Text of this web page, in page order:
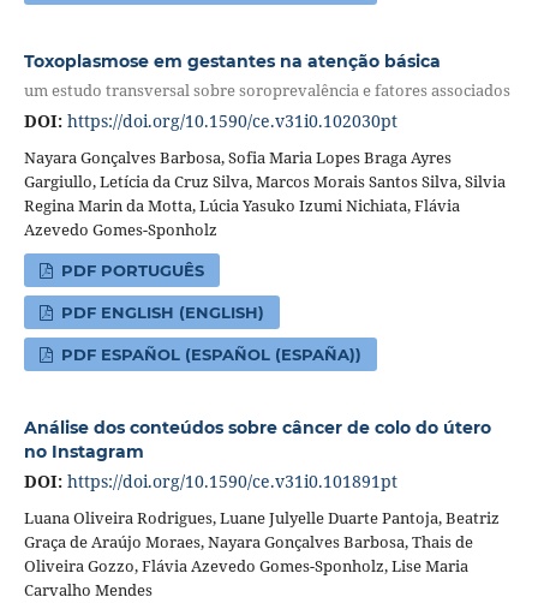
Toxoplasmose em gestantes na atenção básica
um estudo transversal sobre soroprevalência e fatores associados
DOI: https://doi.org/10.1590/ce.v31i0.102030pt
Nayara Gonçalves Barbosa, Sofia Maria Lopes Braga Ayres
Gargiullo, Letícia da Cruz Silva, Marcos Morais Santos Silva, Silvia
Regina Marin da Motta, Lúcia Yasuko Izumi Nichiata, Flávia
Azevedo Gomes-Sponholz
PDF PORTUGUÊS
PDF ENGLISH (ENGLISH)
PDF ESPAÑOL (ESPAÑOL (ESPAÑA))
Análise dos conteúdos sobre câncer de colo do útero
no Instagram
DOI: https://doi.org/10.1590/ce.v31i0.101891pt
Luana Oliveira Rodrigues, Luane Julyelle Duarte Pantoja, Beatriz
Graça de Araújo Moraes, Nayara Gonçalves Barbosa, Thais de
Oliveira Gozzo, Flávia Azevedo Gomes-Sponholz, Lise Maria
Carvalho Mendes